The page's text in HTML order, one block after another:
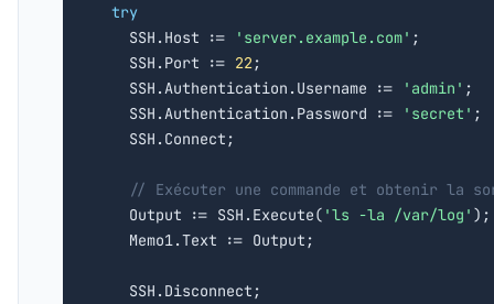
try
    SSH.Host :=
'server.example.com' ;
    SSH.Port :=
22;
    SSH.Authentication.Username :=
'admin' ;
    SSH.Authentication.Password :=
'secret' ;
    SSH.Connect;
// Exécuter une commande et obtenir la
    Output := SSH.Execute(
'ls -la /var/log' );
    Memo1.Text := Output;
    SSH.Disconnect;